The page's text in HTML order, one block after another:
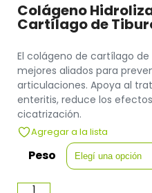
Colágeno
Cartílago de
El colágeno de cartílago
mejores aliados para
articulaciones. Apoya al
enteritis, reduce los
cicatrización.
Agregar a la lista
Peso